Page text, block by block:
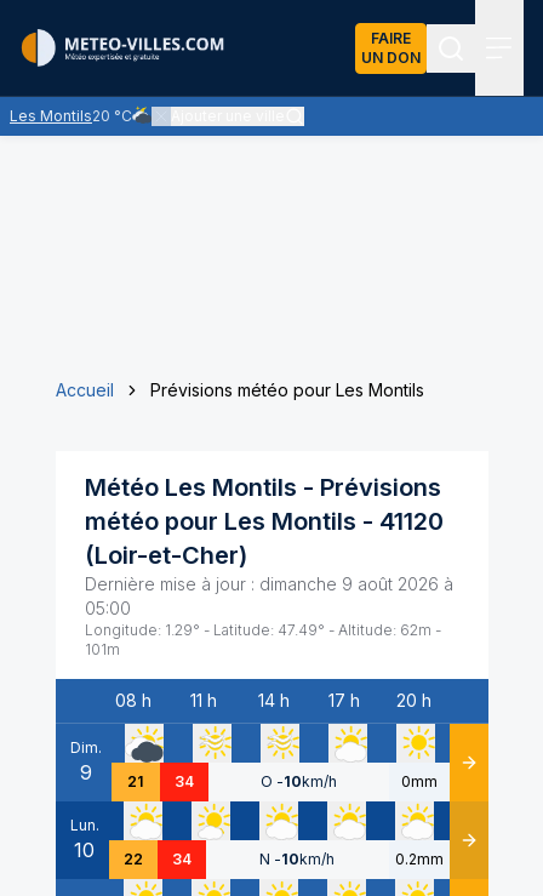
FAIRE
UN DON
Les Montils20 °C
Ciel très nuageux - les nuages l'emportent sur les
Accueil Prévisions météo pour Les Montils
Météo Les Montils - Prévisions
météo pour Les Montils - 41120
(Loir-et-Cher)
Dernière mise à jour : dimanche 9 août 2026 à
05:00
Longitude: 1.29° - Latitude: 47.49° - Altitude: 62m -
101m
Date
08 h 11 h 14 h 17 h 20 h
Dim.
9 21 34 O -10km/h 0mm Détails
Lun.
10 22 34 N -10km/h 0.2mm Détails